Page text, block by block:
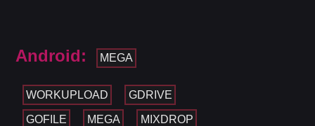
Android: MEGA
WORKUPLOAD GDRIVE
GOFILE MEGA MIXDROP